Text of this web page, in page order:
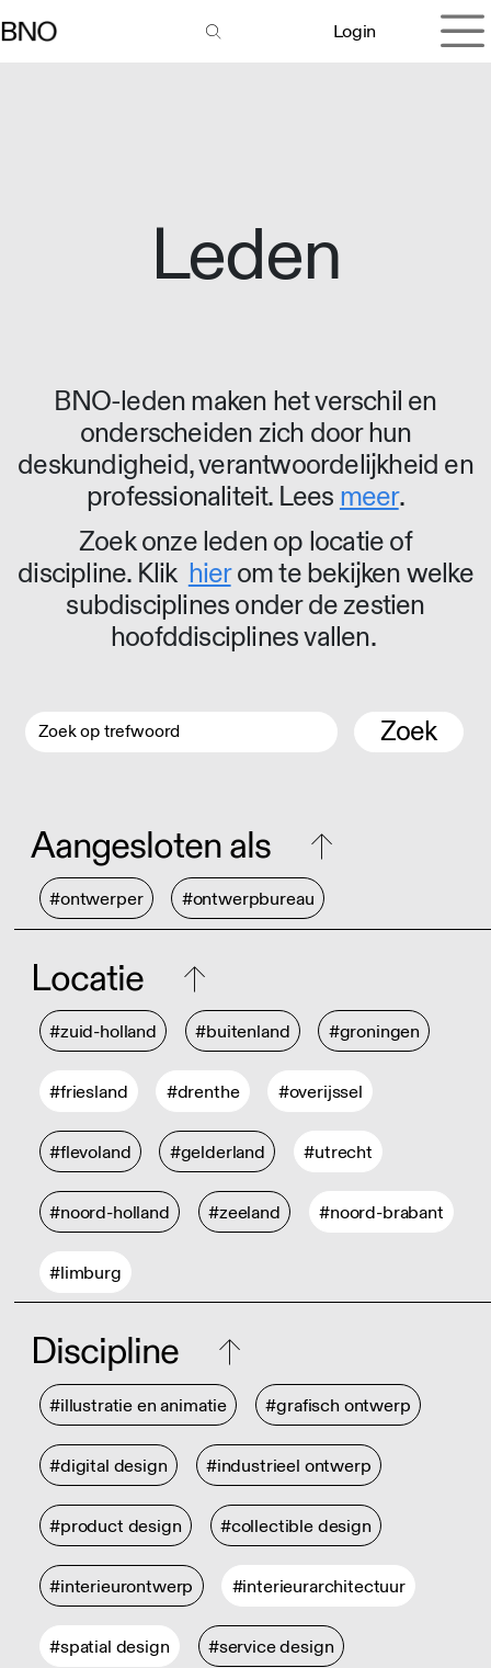
Login
Leden
BNO-leden maken het verschil en
onderscheiden zich door hun
deskundigheid, verantwoordelijkheid en
professionaliteit. Lees meer.
Zoek onze leden op locatie of
discipline. Klik hierom te bekijken welke
subdisciplines onder de zestien
hoofddisciplines vallen.
Zoek
Aangesloten als
#ontwerper #ontwerpbureau
Locatie
#zuid-holland #buitenland #groningen
#friesland #drenthe #overijssel
#flevoland #gelderland #utrecht
#noord-holland #zeeland #noord-brabant
#limburg
Discipline
#illustratie en animatie #grafisch ontwerp
#digital design #industrieel ontwerp
#product design #collectible design
#interieurontwerp #interieurarchitectuur
#spatial design #service design